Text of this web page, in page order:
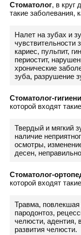
Стоматолог, в круг
такие заболевания,
Налет на зубах и
чувствительности
кариес, пульпит,
периостит,
хронические
зуба, разрушение
Стоматолог-
которой входят
Твердый и мягкий
наличие
осмотры,
десен,
Стоматолог-
которой входят
Травма, повлекшая
пародонтоз,
челюсти, адентия,
развития челюсти.